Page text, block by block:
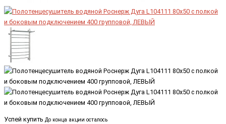
Успей купить До конца акции осталось